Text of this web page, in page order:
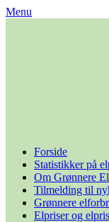
Skip
Menu
Forside
Statistikker på
Om Grønnere
Tilmelding til
Grønnere
Elpriser og